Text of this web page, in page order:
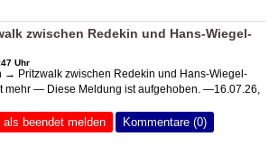
zwischen Redekin und Hans-Wiegel-
Uhr
→ Pritzwalk zwischen Redekin und Hans-Wiegel-
mehr — Diese Meldung ist aufgehoben. —16.07.26,
als beendet melden Kommentare (0)